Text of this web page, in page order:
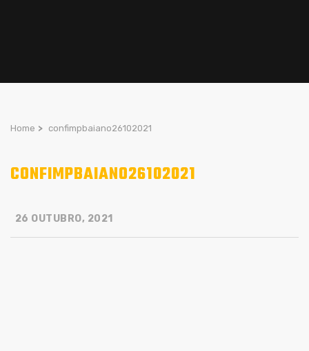
Home > confimpbaiano26102021
CONFIMPBAIANO26102021
26 OUTUBRO, 2021